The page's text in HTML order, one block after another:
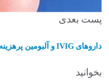
پست بعدی
داروهای IVIG و آلبومین پرهزینه‌ترین داروهای بیمارستانی
بخوانید